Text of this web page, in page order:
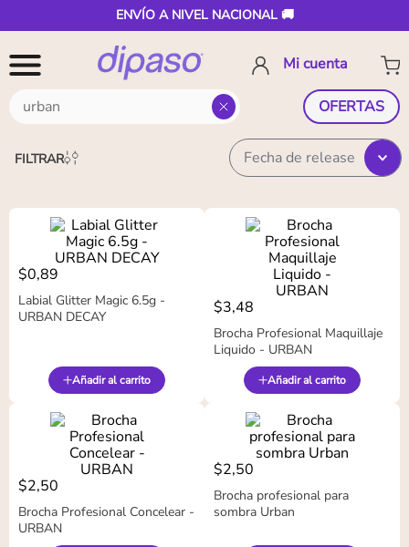
ENVÍO A NIVEL NACIONAL 🚚
¿Buscas algo en especial? OFERTAS
FILTRAR Fecha de release
$0,89
Labial Glitter Magic 6.5g -
URBAN DECAY
Añadir al carrito
$3,48
Brocha Profesional Maquillaje
Liquido - URBAN
Añadir al carrito
$2,50
Brocha Profesional Concelear -
URBAN
$2,50
Brocha profesional para
sombra Urban